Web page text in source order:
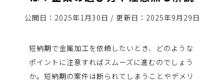
公開日：2025年1月30日 / 更新日：2025年9月29日
短納期で金属加工を依頼したいとき、どのような
ポイントに注意すればスムーズに進むのでしょう
か。短納期の案件は断られてしまうことやデメリ